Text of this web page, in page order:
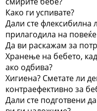
Како ги успивате?
Дали сте флексибилна
прилагодила на
Да ви раскажам за
Хранење на бебето,
ако одбива?
Хигиена? Сметате ли
контраефективно за
Дали сте подготвени